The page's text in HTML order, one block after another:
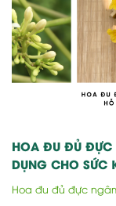
HOA ĐU ĐỦ ĐỰC
DỤNG CHO SỨC
Hoa đu đủ đực